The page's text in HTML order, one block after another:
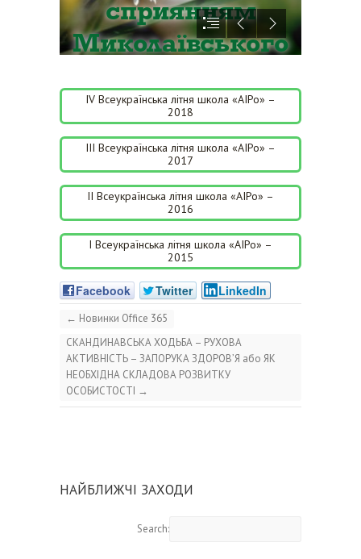
ІV Всеукраїнська літня школа «АІРо» –
2018
ІІІ Всеукраїнська літня школа «АІРо» –
2017
ІІ Всеукраїнська літня школа «АІРо» –
2016
І Всеукраїнська літня школа «АІРо» –
2015
Facebook Twitter LinkedIn
← Новинки Office 365
СКАНДИНАВСЬКА ХОДЬБА – РУХОВА
АКТИВНІСТЬ – ЗАПОРУКА ЗДОРОВ’Я або ЯК
НЕОБХІДНА СКЛАДОВА РОЗВИТКУ
ОСОБИСТОСТІ →
НАЙБЛИЖЧІ ЗАХОДИ
Search: